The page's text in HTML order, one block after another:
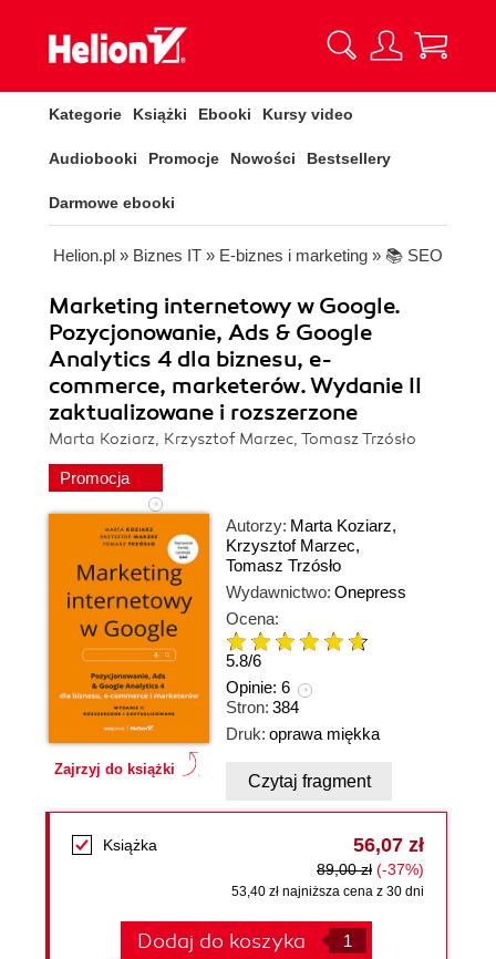
Kategorie Książki Ebooki Kursy video
Audiobooki Promocje Nowości Bestsellery
Darmowe ebooki
Helion.pl » Biznes IT » E-biznes i marketing » 📚 SEO
Marketing internetowy w Google.
Pozycjonowanie, Ads & Google
Analytics 4 dla biznesu, e-
commerce, marketerów. Wydanie II
zaktualizowane i rozszerzone
Marta Koziarz, Krzysztof Marzec, Tomasz Trzósło
Promocja
Zajrzyj do książki
Autorzy: Marta Koziarz,
Krzysztof Marzec,
Tomasz Trzósło
Wydawnictwo: Onepress
Ocena:
5.8/6
Opinie: 6
Stron: 384
Druk: oprawa miękka
Czytaj fragment
Książka 56,07 zł
89,00 zł (-37%)
53,40 zł najniższa cena z 30 dni
Dodaj do koszyka